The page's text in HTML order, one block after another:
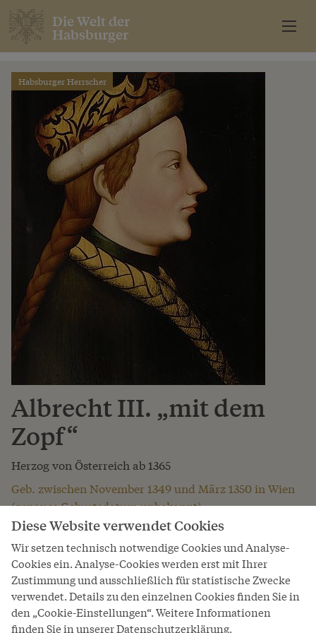
Die Welt der
Habsburger
Habsburger Herrscher
Albrecht III. „mit dem
Zopf“
Herzog von Österreich ab 1365
Geb. zwischen November 1349 und März 1350 in Wien
(genaues Geburtsdatum unbekannt)
Gest. am 28. oder 29. August 1395 in Laxenburg bei
Wien
Die ersten Regierungsjahre Herzog Albrechts III. waren
geprägt vom Drängen seines Bruders Leopold III. nach
einer Teilung der habsburgischen Länder. 1379 kam es
zu dieser Teilung, mit der die albertinische und die
Diese Website verwendet Cookies
Wir setzen technisch notwendige Cookies und Analyse-
Cookies ein. Analyse-Cookies werden erst mit Ihrer
Zustimmung und ausschließlich für statistische Zwecke
verwendet. Details zu den einzelnen Cookies finden Sie in
den „Cookie-Einstellungen“. Weitere Informationen
finden Sie in unserer Datenschutzerklärung.